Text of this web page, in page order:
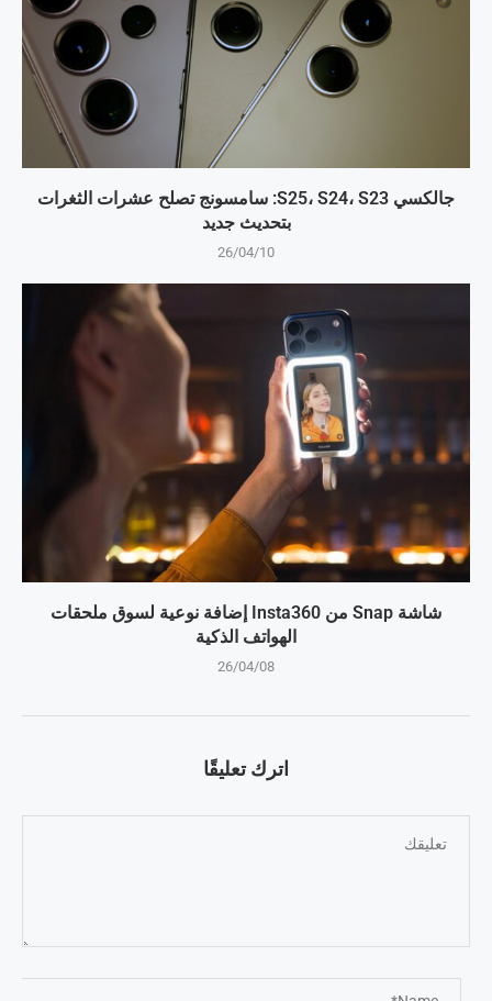
جالكسي S25، S24، S23: سامسونج تصلح عشرات الثغرات
بتحديث جديد
26/04/10
شاشة Snap من Insta360 إضافة نوعية لسوق ملحقات
الهواتف الذكية
26/04/08
اترك تعليقًا